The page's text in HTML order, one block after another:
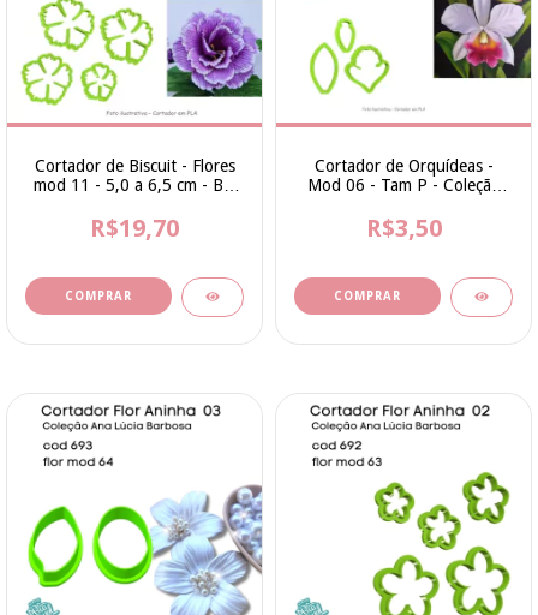
Cortador de Biscuit - Flores
mod 11 - 5,0 a 6,5 cm - Bia
R$19,70
Cortador de Orquídeas -
Mod 06 - Tam P - Coleção
R$3,50